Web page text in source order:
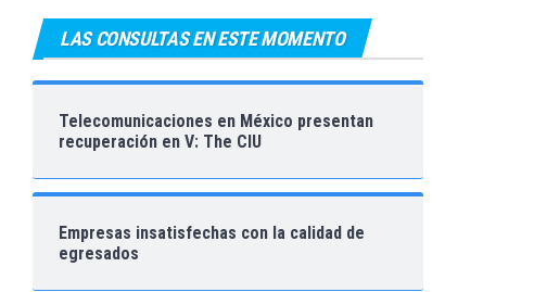
LAS CONSULTAS EN ESTE MOMENTO
Telecomunicaciones en México presentan
recuperación en V: The CIU
Empresas insatisfechas con la calidad de
egresados